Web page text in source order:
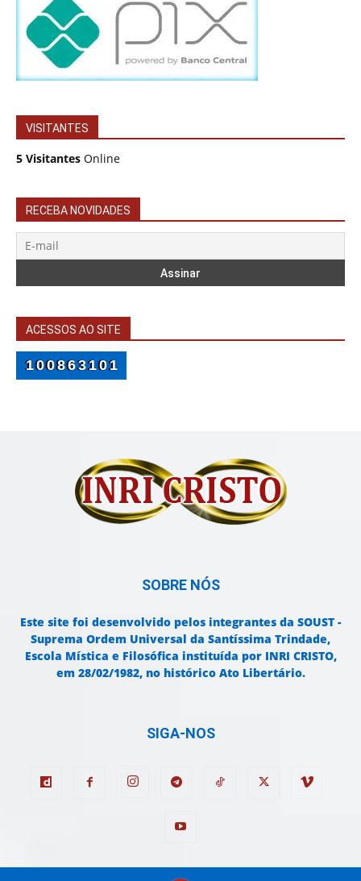
VISITANTES
5 Visitantes Online
RECEBA NOVIDADES
ACESSOS AO SITE
100863101
SOBRE NÓS
Este site foi desenvolvido pelos integrantes da SOUST -
Suprema Ordem Universal da Santíssima Trindade,
Escola Mística e Filosófica instituída por INRI CRISTO,
em 28/02/1982, no histórico Ato Libertário.
SIGA-NOS